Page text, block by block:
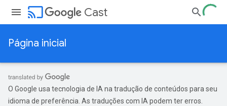
cast Cast
Página inicial
O Google usa tecnologia de IA na tradução de conteúdos para seu
idioma de preferência. As traduções com IA podem ter erros.